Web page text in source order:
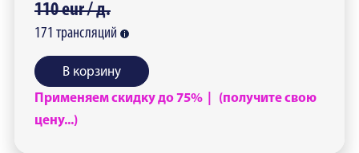
110eur /д.
171 трансляций
В корзину
Применяем скидку до 75% | (получите свою
цену...)